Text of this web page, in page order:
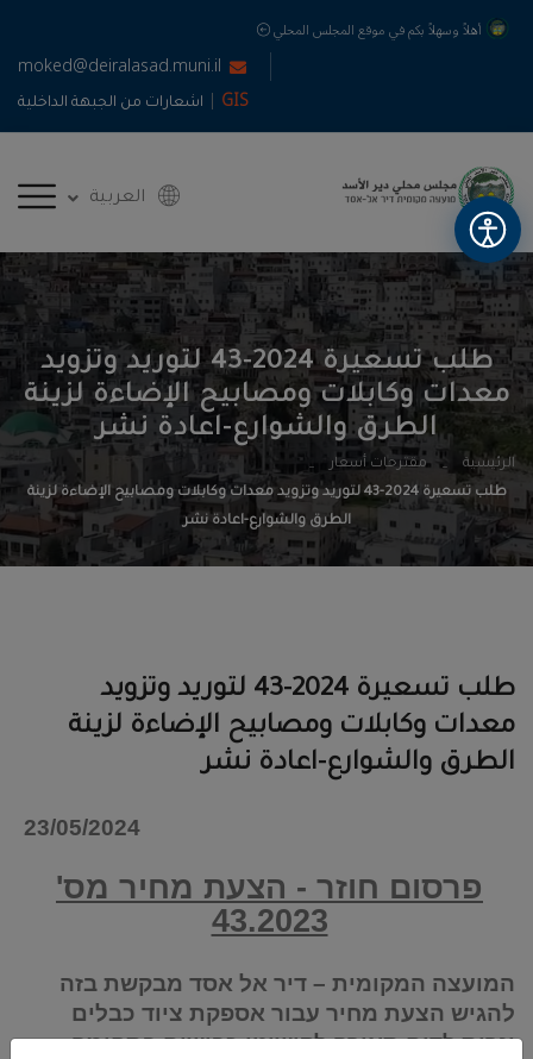
أهلاً وسهلاً بكم في موقع المجلس المحلي
moked@deiralasad.muni.il
GIS
| اشعارات من الجبهة الداخلية
العربية
طلب تسعيرة 2024-43 لتوريد وتزويد
معدات وكابلات ومصابيح الإضاءة لزينة
الطرق والشوارع-اعادة نشر
الرئيسية
مقترحات أسعار
طلب تسعيرة 2024-43 لتوريد وتزويد معدات وكابلات ومصابيح الإضاءة لزينة
الطرق والشوارع-اعادة نشر
طلب تسعيرة 2024-43 لتوريد وتزويد
معدات وكابلات ومصابيح الإضاءة لزينة
الطرق والشوارع-اعادة نشر
23/05/2024
פרסום חוזר - הצעת מחיר מס'
43.2023
המועצה המקומית – דיר אל אסד מבקשת בזה
להגיש הצעת מחיר עבור אספקת ציוד כבלים
ונרות לדים תאורה לקישוטי כבישים בתחומה